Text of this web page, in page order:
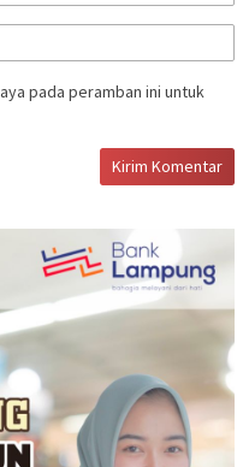
pada peramban ini untuk